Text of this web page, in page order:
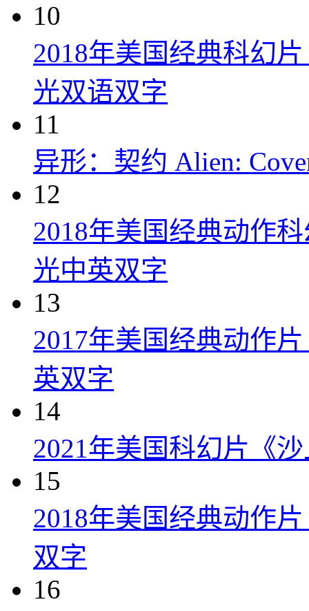
10
2018年美国经典科幻
光双语双字
11
异形：契约 Alien:
12
2018年美国经典动作
光中英双字
13
2017年美国经典动作
英双字
14
2021年美国科幻片《
15
2018年美国经典动作
双字
16